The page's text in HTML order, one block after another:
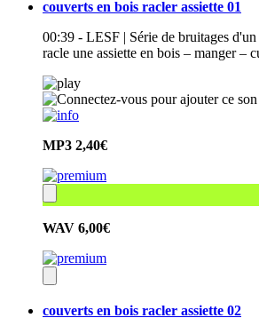
couverts en bois racler assiette 01
00:39 - LESF | Série de bruitages
racle une assiette en bois – manger –
MP3 2,40€
WAV 6,00€
couverts en bois racler assiette 02